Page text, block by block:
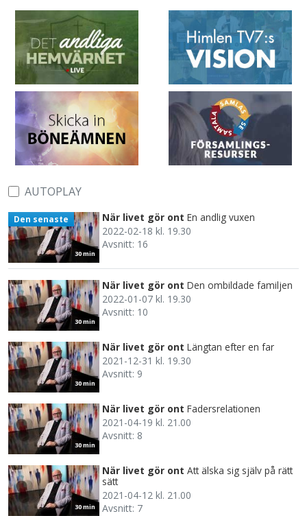
AUTOPLAY
30 min
Den senaste När livet gör ont En andlig vuxen
2022-02-18 kl. 19.30
Avsnitt: 16
30 min
När livet gör ont Den ombildade familjen
2022-01-07 kl. 19.30
Avsnitt: 10
30 min
När livet gör ont Längtan efter en far
2021-12-31 kl. 19.30
Avsnitt: 9
30 min
När livet gör ont Fadersrelationen
2021-04-19 kl. 21.00
Avsnitt: 8
30 min
När livet gör ont Att älska sig själv på rätt
sätt
2021-04-12 kl. 21.00
Avsnitt: 7